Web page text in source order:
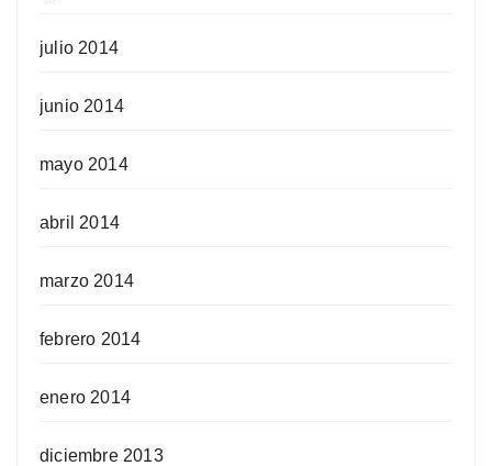
julio 2014
junio 2014
mayo 2014
abril 2014
marzo 2014
febrero 2014
enero 2014
diciembre 2013